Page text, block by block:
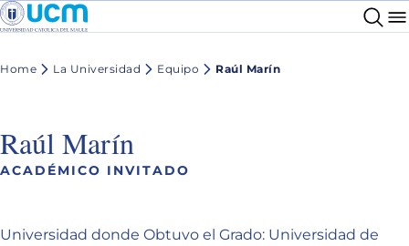
Home La Universidad Equipo Raúl Marín
Raúl Marín
ACADÉMICO INVITADO
Universidad donde Obtuvo el Grado: Universidad de